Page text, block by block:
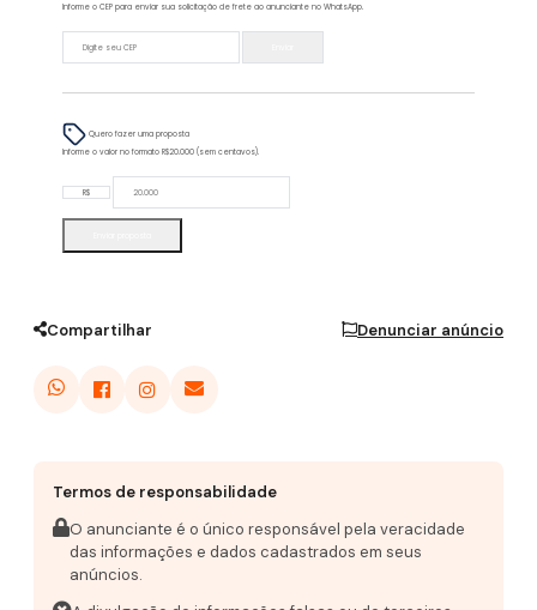
Informe o CEP para enviar sua solicitação de frete ao anunciante no WhatsApp.
Quero fazer uma proposta
Informe o valor no formato R$20.000 (sem centavos).
R$
Compartilhar Denunciar anúncio
Termos de responsabilidade
O anunciante é o único responsável pela veracidade
das informações e dados cadastrados em seus
anúncios.